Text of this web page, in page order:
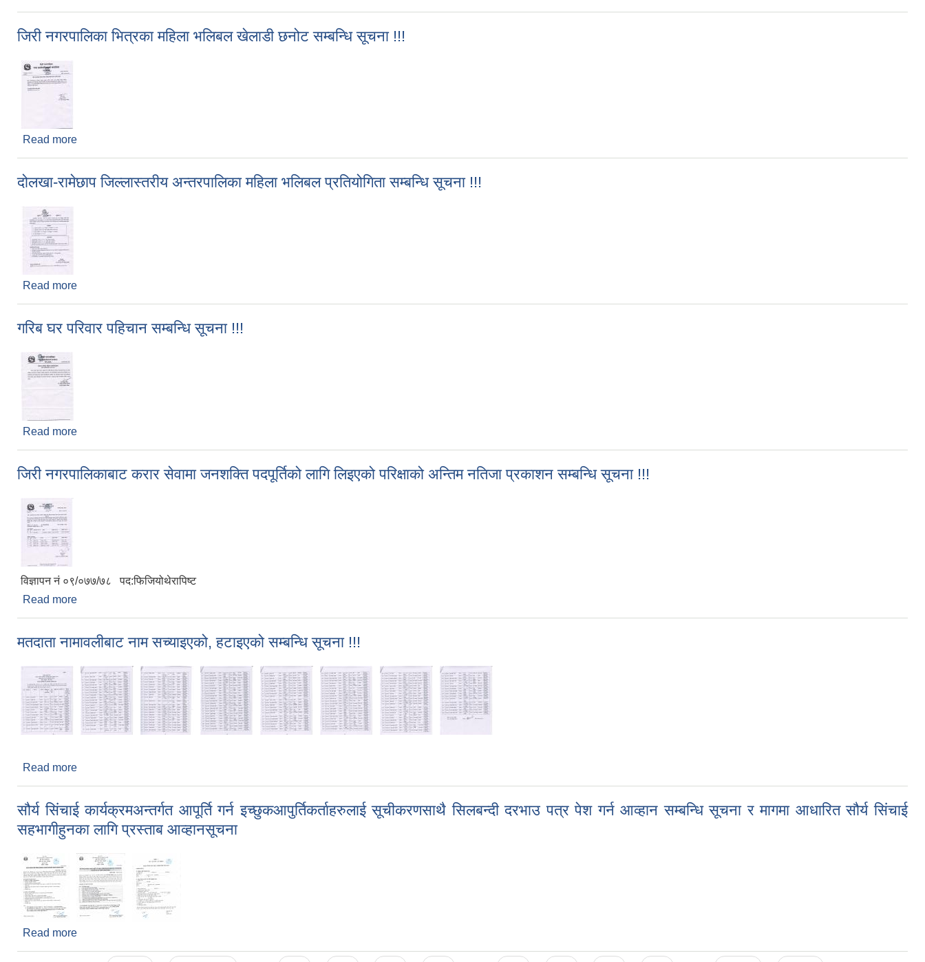
जिरी नगरपालिका भित्रका महिला भलिबल खेलाडी छनोट सम्बन्धि सूचना !!!
Read more
दोलखा-रामेछाप जिल्लास्तरीय अन्तरपालिका महिला भलिबल प्रतियोगिता सम्बन्धि सूचना !!!
Read more
गरिब घर परिवार पहिचान सम्बन्धि सूचना !!!
Read more
जिरी नगरपालिकाबाट करार सेवामा जनशक्ति पदपूर्तिको लागि लिइएको परिक्षाको अन्तिम नतिजा प्रकाशन सम्बन्धि सूचना !!!
विज्ञापन नं ०९/०७७/७८ पद:फिजियोथेरापिष्ट
Read more
मतदाता नामावलीबाट नाम सच्याइएको, हटाइएको सम्बन्धि सूचना !!!
Read more
सौर्य सिंचाई कार्यक्रमअन्तर्गत आपूर्ति गर्न इच्छुकआपुर्तिकर्ताहरुलाई सूचीकरणसाथै सिलबन्दी दरभाउ पत्र पेश गर्न आव्हान सम्बन्धि सूचना र मागमा आधारित सौर्य सिंचाई
सहभागीहुनका लागि प्रस्ताब आव्हानसूचना
Read more